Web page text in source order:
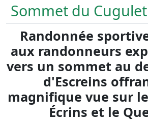
Sommet du
Randonnée
aux randonneurs
vers un sommet au
d'Escreins
magnifique vue sur
Écrins et le